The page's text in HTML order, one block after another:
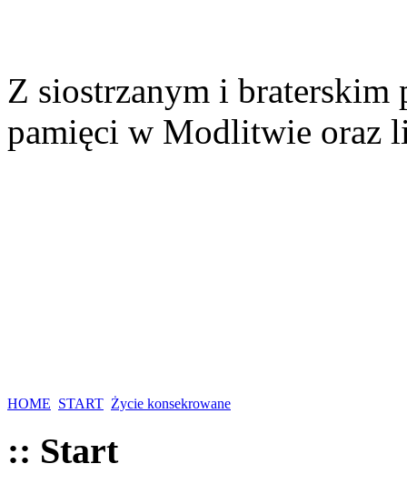
Z siostrzanym i braterskim
pamięci w Modlitwie oraz
HOME START Życie konsekrowane
:: Start